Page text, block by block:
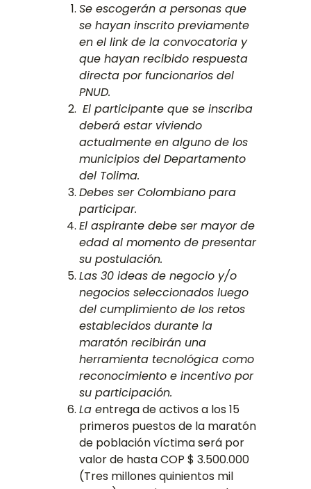
Se escogerán a personas que
se hayan inscrito previamente
en el link de la convocatoria y
que hayan recibido respuesta
directa por funcionarios del
PNUD.
El participante que se inscriba
deberá estar viviendo
actualmente en alguno de los
municipios del Departamento
del Tolima.
Debes ser Colombiano para
participar.
El aspirante debe ser mayor de
edad al momento de presentar
su postulación.
Las 30 ideas de negocio y/o
negocios seleccionados luego
del cumplimiento de los retos
establecidos durante la
maratón recibirán una
herramienta tecnológica como
reconocimiento e incentivo por
su participación.
La entrega de activos a los 15
primeros puestos de la maratón
de población víctima será por
valor de hasta COP $ 3.500.000
(Tres millones quinientos mil